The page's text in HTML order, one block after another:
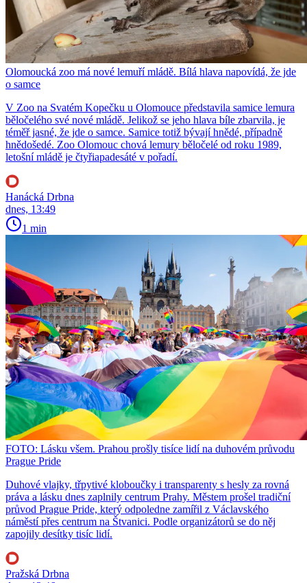
Olomoucká zoo má nové lemuří mládě. Bílá hlava napovídá, že jde
o samce
V Zoo na Svatém Kopečku u Olomouce představila samice lemura
běločelého své nové mládě. Jelikož se jeho hlava bíle zbarvila, je
téměř jasné, že jde o samce. Samice totiž bývají hnědé, případně
hnědošedé. Zoo Olomouc chová lemury běločelé od roku 1989,
letošní mládě je čtyřiapadesáté v pořadí.
Hanácká Drbna
dnes, 13:49
1 min
FOTO: Lásku všem. Prahou prošly tisíce lidí na duhovém průvodu
Prague Pride
Duhové vlajky, třpytivé kloboučky i transparenty s hesly za rovná
práva a lásku dnes zaplnily centrum Prahy. Městem prošel tradiční
průvod Prague Pride, který odpoledne zamířil z Václavského
náměstí přes centrum na Štvanici. Podle organizátorů se do něj
zapojily desítky tisíc lidí.
Pražská Drbna